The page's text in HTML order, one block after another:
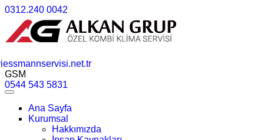
0312.240 0042
GSM
0544 543 5831
Ana Sayfa
Kurumsal
Hakkımızda